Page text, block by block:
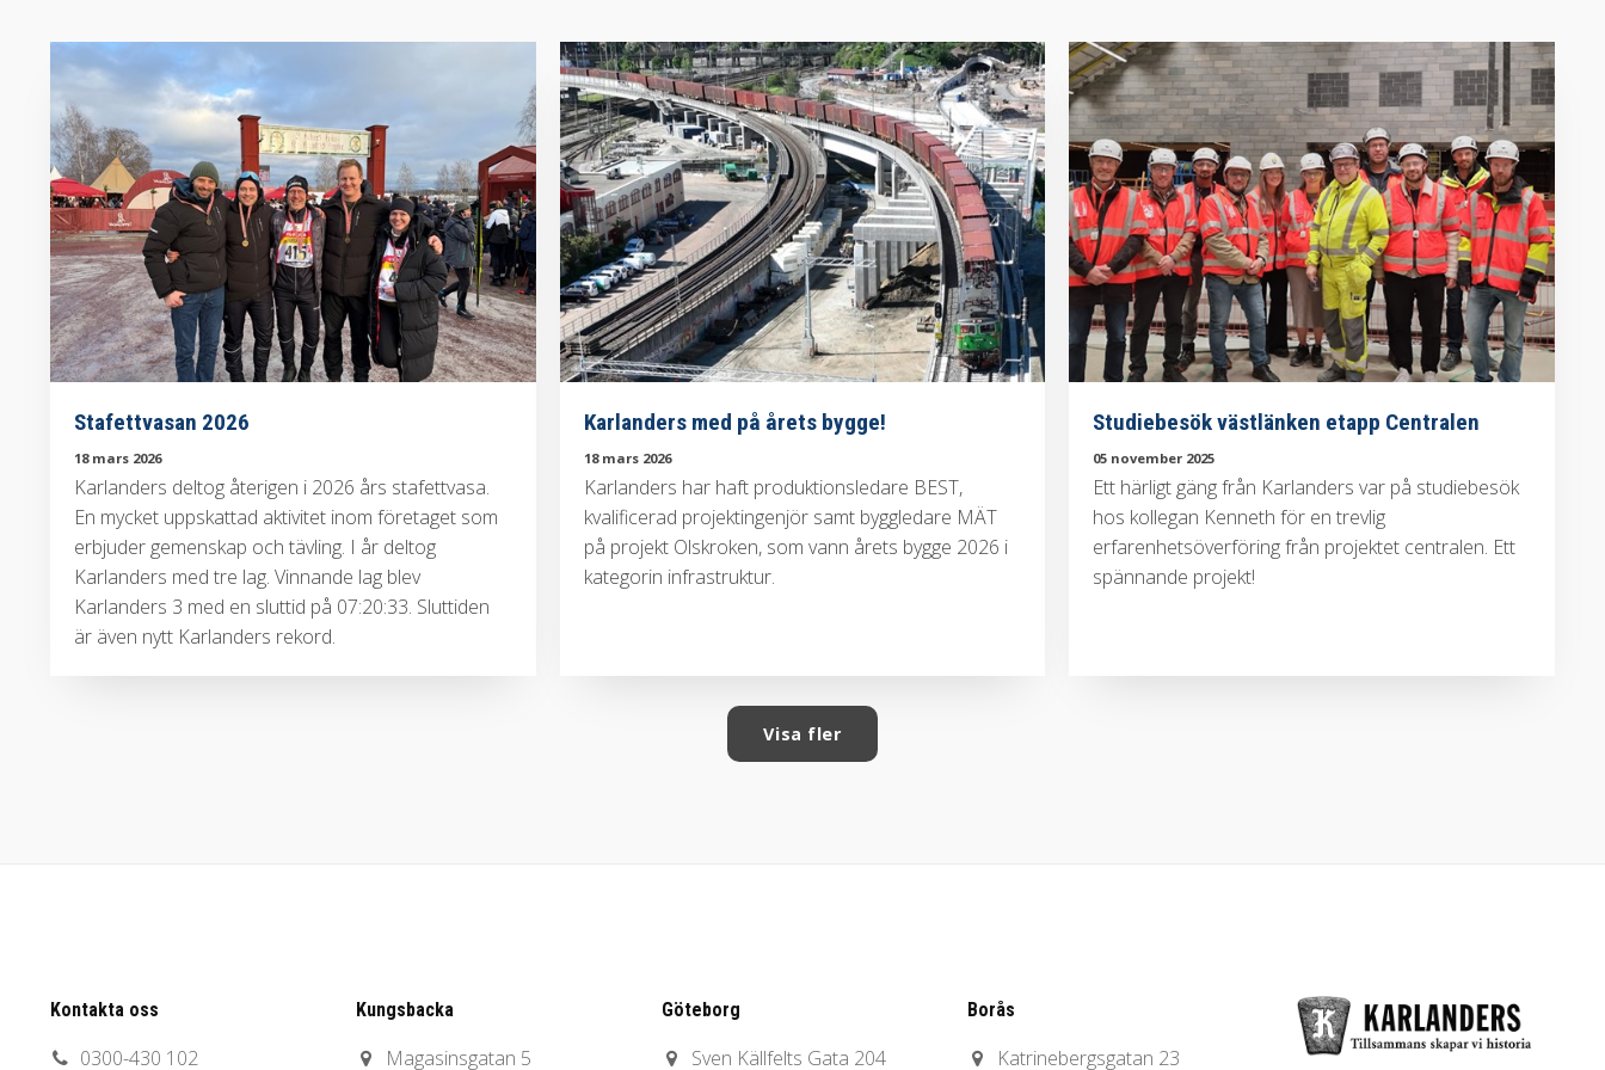
Stafettvasan 2026
18 mars 2026
Karlanders deltog återigen i 2026 års stafettvasa.
En mycket uppskattad aktivitet inom företaget som
erbjuder gemenskap och tävling. I år deltog
Karlanders med tre lag. Vinnande lag blev
Karlanders 3 med en sluttid på 07:20:33. Sluttiden
är även nytt Karlanders rekord.
Karlanders med på årets bygge!
18 mars 2026
Karlanders har haft produktionsledare BEST,
kvalificerad projektingenjör samt byggledare MÄT
på projekt Olskroken, som vann årets bygge 2026 i
kategorin infrastruktur.
Studiebesök västlänken etapp Centralen
05 november 2025
Ett härligt gäng från Karlanders var på studiebesök
hos kollegan Kenneth för en trevlig
erfarenhetsöverföring från projektet centralen. Ett
spännande projekt!
Visa fler
Kontakta oss
0300-430 102
Kungsbacka
Magasinsgatan 5
Göteborg
Sven Källfelts Gata 204
Borås
Katrinebergsgatan 23